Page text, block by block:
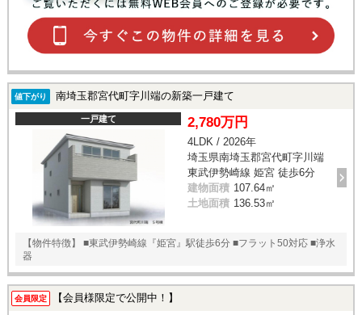
値下がり 南埼玉郡宮代町字川端の新築一戸建て
一戸建て 2,780万円
4LDK / 2026年
埼玉県南埼玉郡宮代町字川端
東武伊勢崎線 姫宮 徒歩6分
建物面積 107.64㎡
土地面積 136.53㎡
【物件特徴】 ■東武伊勢崎線『姫宮』駅徒歩6分 ■フラット50対応 ■浄水
器
会員限定 【会員様限定で公開中！】